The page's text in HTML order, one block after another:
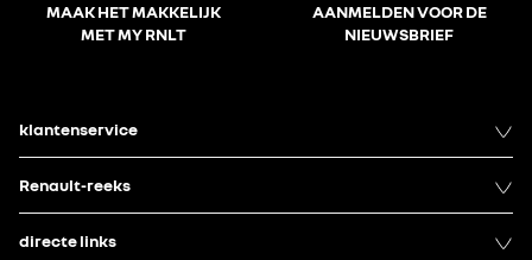
MAAK HET MAKKELIJK
MET MY RNLT
AANMELDEN VOOR DE
NIEUWSBRIEF
klantenservice
Renault-reeks
directe links